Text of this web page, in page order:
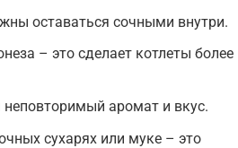
оставаться сочными внутри.
– это сделает котлеты более
аромат и вкус.
сухарях или муке – это